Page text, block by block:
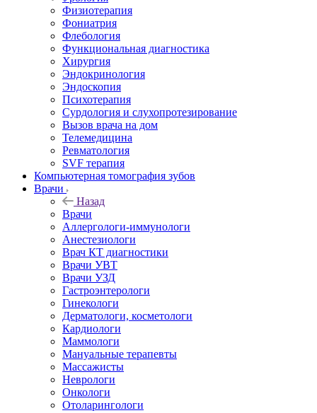
Физиотерапия
Фониатрия
Флебология
Функциональная диагностика
Хирургия
Эндокринология
Эндоскопия
Психотерапия
Сурдология и слухопротезирование
Вызов врача на дом
Телемедицина
Ревматология
SVF терапия
Компьютерная томография зубов
Врачи
Назад
Врачи
Аллергологи-иммунологи
Анестезиологи
Врач КТ диагностики
Врачи УВТ
Врачи УЗД
Гастроэнтерологи
Гинекологи
Дерматологи, косметологи
Кардиологи
Маммологи
Мануальные терапевты
Массажисты
Неврологи
Онкологи
Отоларингологи